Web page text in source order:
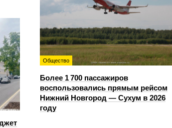
Общество
Более 1 700 пассажиров
воспользовались прямым рейсом
Нижний Новгород — Сухум в 2026
году